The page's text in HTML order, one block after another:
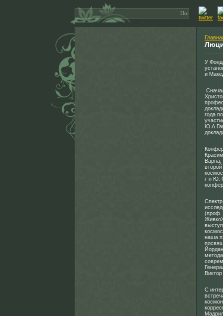
У
и
года
г-н Ю.
(проф.
наша
С